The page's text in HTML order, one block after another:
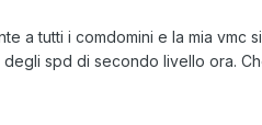
a tutti i comdomini e la mia vmc
spd di secondo livello ora.